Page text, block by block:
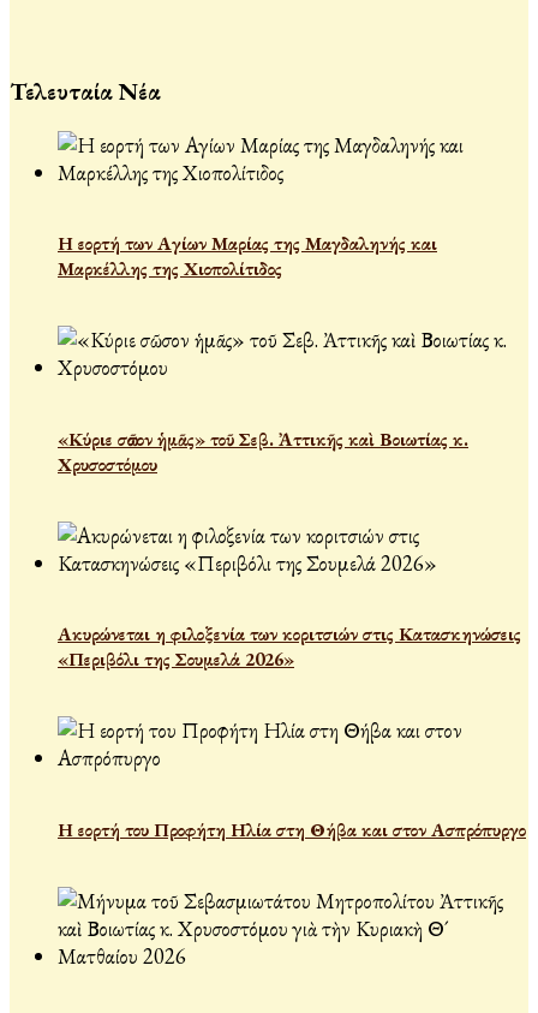
Τελευταία Νέα
Η εορτή των Αγίων Μαρίας της Μαγδαληνής και
Μαρκέλλης της Χιοπολίτιδος
«Κύριε σῶσον ἡμᾶς» τοῦ Σεβ. Ἀττικῆς καὶ Βοιωτίας κ.
Χρυσοστόμου
Ακυρώνεται η φιλοξενία των κοριτσιών στις Κατασκηνώσεις
«Περιβόλι της Σουμελά 2026»
Η εορτή του Προφήτη Ηλία στη Θήβα και στον Ασπρόπυργο